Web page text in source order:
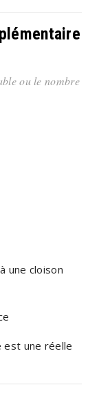
ou le nombre
une cloison
est une réelle